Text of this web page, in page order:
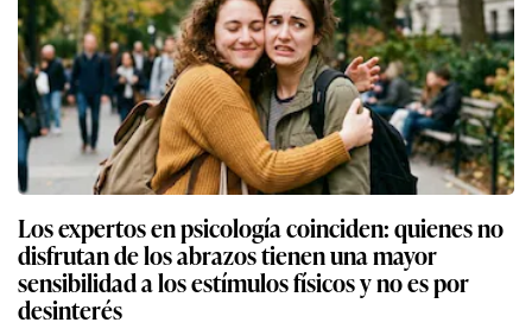
Los expertos en psicología coinciden: quienes no
disfrutan de los abrazos tienen una mayor
sensibilidad a los estímulos físicos y no es por
desinterés